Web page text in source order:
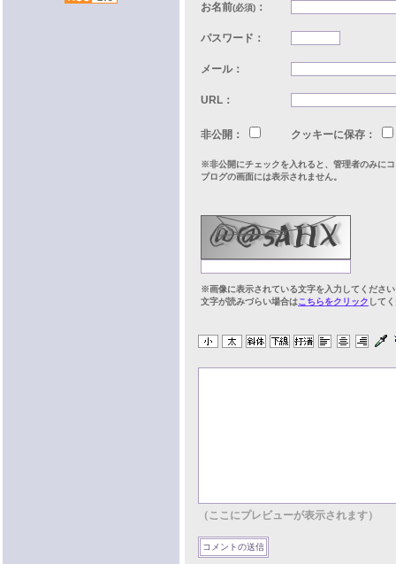
お名前(必須) ：
パスワード：
メール：
URL：
非公開： クッキーに保存：
※非公開にチェックを入れると、管理者のみに
ブログの画面には表示されません。
※画像に表示されている文字を入力してくださ
文字が読みづらい場合はこちらをクリック して
（ここにプレビューが表示されます）